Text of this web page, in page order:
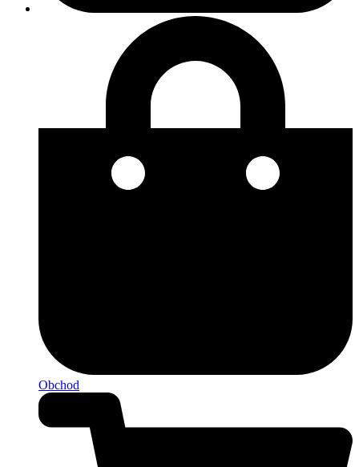
Obchod